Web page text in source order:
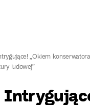
„Okiem
ludowej”